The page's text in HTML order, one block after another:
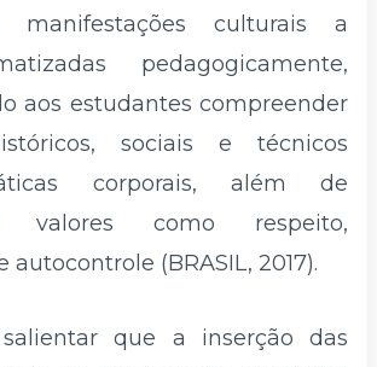
manifestações culturais a
pedagogicamente,
aos estudantes compreender
sociais e técnicos
corporais, além de
valores como respeito,
autocontrole (BRASIL, 2017).
que a inserção das